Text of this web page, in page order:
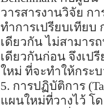
วารสารงานวิจัย ก
ทำการเปรียบเทียบ
เดียวกัน ไม่สามาร
เดียวกันก่อน จึงเป
ใหม่ ที่จะทำให้กระ
5. การปฏิบัติการ
แผนใหม่ที่วางไว้ โ